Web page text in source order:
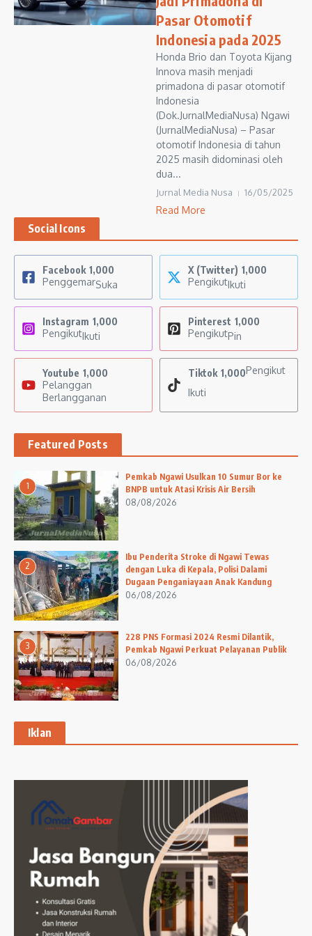
Pasar Otomotif
Indonesia pada 2025
Honda Brio dan Toyota Kijang
Innova masih menjadi
primadona di pasar otomotif
Indonesia
(Dok.JurnalMediaNusa) Ngawi
(JurnalMediaNusa) – Pasar
otomotif Indonesia di tahun
2025 masih didominasi oleh
dua...
Jurnal Media Nusa 16/05/2025
Read More
Social Icons
Facebook 1,000
PenggemarSuka
X (Twitter) 1,000
PengikutIkuti
Instagram 1,000
PengikutIkuti
Pinterest 1,000
PengikutPin
Youtube 1,000
Pelanggan
Berlangganan
Tiktok 1,000Pengikut
Ikuti
Featured Posts
1
Pemkab Ngawi Usulkan 10 Sumur Bor ke
BNPB untuk Atasi Krisis Air Bersih
08/08/2026
2
Ibu Penderita Stroke di Ngawi Tewas
dengan Luka di Kepala, Polisi Dalami
Dugaan Penganiayaan Anak Kandung
06/08/2026
3
228 PNS Formasi 2024 Resmi Dilantik,
Pemkab Ngawi Perkuat Pelayanan Publik
06/08/2026
Iklan